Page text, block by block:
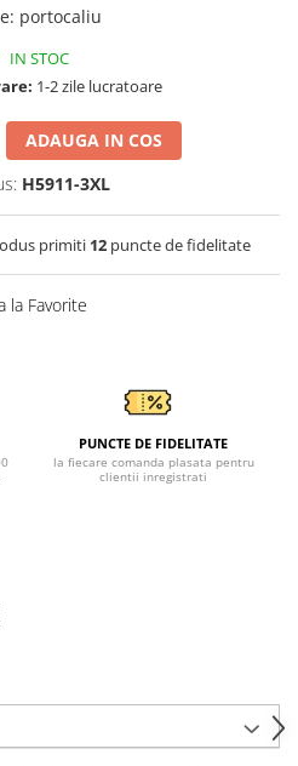
: portocaliu
IN STOC
1-2 zile lucratoare
ADAUGA IN COS
H5911-3XL
primiti 12puncte de fidelitate
la Favorite
PUNCTE DE FIDELITATE
la fiecare comanda plasata pentru
clientii inregistrati